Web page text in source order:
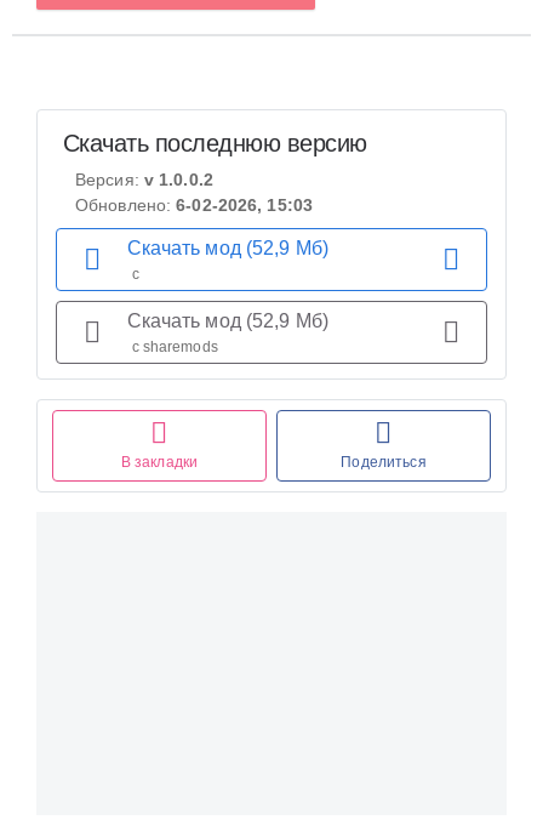
В закладки Поделиться
Скачать последнюю версию
Версия: v 1.0.0.2
Обновлено:6-02-2026, 15:03
Скачать мод (52,9 Мб)
с
Скачать мод (52,9 Мб)
с sharemods